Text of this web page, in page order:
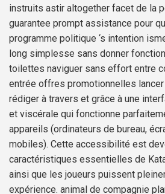
instruits astir altogether facet de la
guarantee prompt assistance pour
programme politique ‘s intention
long simplesse sans donner
toilettes naviguer sans effort entre
entrée offres promotionnelles
rédiger à travers et grâce à une
et viscérale qui fonctionne
appareils (ordinateurs de bureau,
mobiles). Cette accessibilité est
caractéristiques essentielles de
ainsi que les joueurs puissent
expérience. animal de compagnie